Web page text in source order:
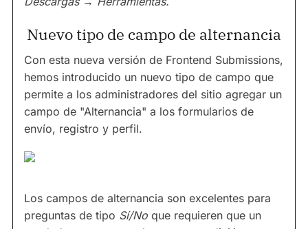
Nuevo tipo de campo de alternancia
Con esta nueva versión de Frontend Submissions,
hemos introducido un nuevo tipo de campo que
permite a los administradores del sitio agregar un
campo de "Alternancia" a los formularios de
envío, registro y perfil.
Los campos de alternancia son excelentes para
preguntas de tipo Sí/No que requieren que un